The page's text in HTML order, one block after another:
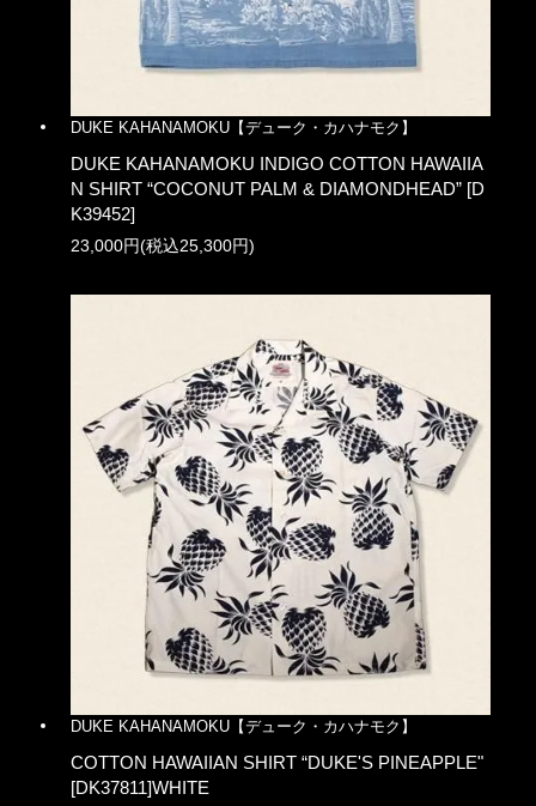
DUKE KAHANAMOKU【デューク・カハナモク】
DUKE KAHANAMOKU INDIGO COTTON HAWAIIA
N SHIRT “COCONUT PALM & DIAMONDHEAD” [D
K39452]
23,000円(税込25,300円)
DUKE KAHANAMOKU【デューク・カハナモク】
COTTON HAWAIIAN SHIRT “DUKE'S PINEAPPLE"
[DK37811]WHITE